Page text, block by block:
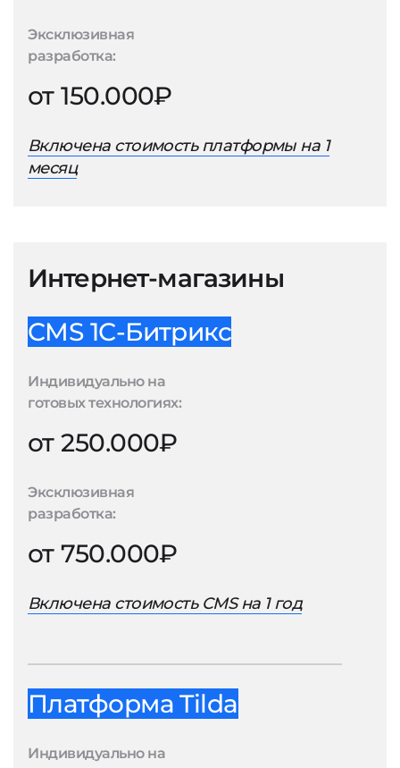
Эксклюзивная
разработка:
от 150.000₽
Включена стоимость платформы на 1
месяц
Интернет-магазины
CMS 1С-Битрикс
Индивидуально на
готовых технологиях:
от 250.000₽
Эксклюзивная
разработка:
от 750.000₽
Включена стоимость CMS на 1 год
Платформа Tilda
Индивидуально на